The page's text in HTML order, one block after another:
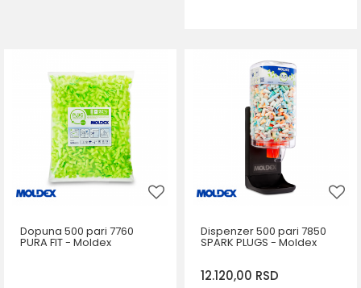
Dopuna 500 pari 7760
PURA FIT - Moldex
Dispenzer 500 pari 7850
SPARK PLUGS - Moldex
12.120,00 RSD